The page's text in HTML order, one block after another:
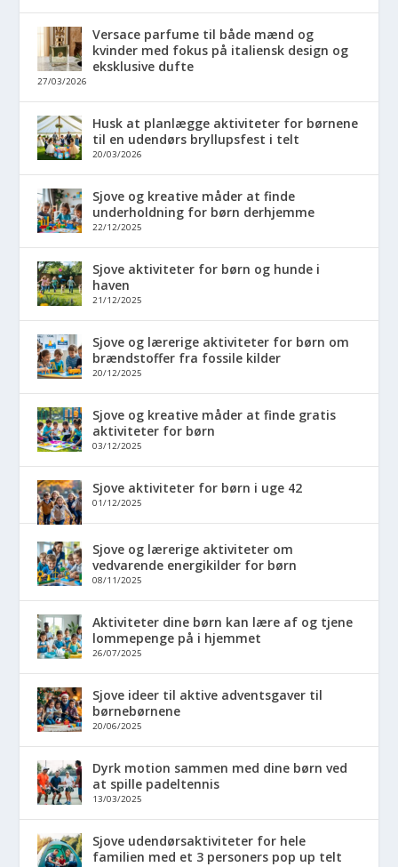
Versace parfume til både mænd og
kvinder med fokus på italiensk design og
eksklusive dufte
27/03/2026
Husk at planlægge aktiviteter for børnene
til en udendørs bryllupsfest i telt
20/03/2026
Sjove og kreative måder at finde
underholdning for børn derhjemme
22/12/2025
Sjove aktiviteter for børn og hunde i
haven
21/12/2025
Sjove og lærerige aktiviteter for børn om
brændstoffer fra fossile kilder
20/12/2025
Sjove og kreative måder at finde gratis
aktiviteter for børn
03/12/2025
Sjove aktiviteter for børn i uge 42
01/12/2025
Sjove og lærerige aktiviteter om
vedvarende energikilder for børn
08/11/2025
Aktiviteter dine børn kan lære af og tjene
lommepenge på i hjemmet
26/07/2025
Sjove ideer til aktive adventsgaver til
børnebørnene
20/06/2025
Dyrk motion sammen med dine børn ved
at spille padeltennis
13/03/2025
Sjove udendørsaktiviteter for hele
familien med et 3 personers pop up telt